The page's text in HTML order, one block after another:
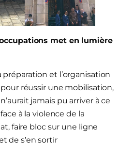
met en lumière
et l’organisation
réussir une mobilisation,
jamais pu arriver à ce
à la violence de la
faire bloc sur une ligne
de s’en sortir